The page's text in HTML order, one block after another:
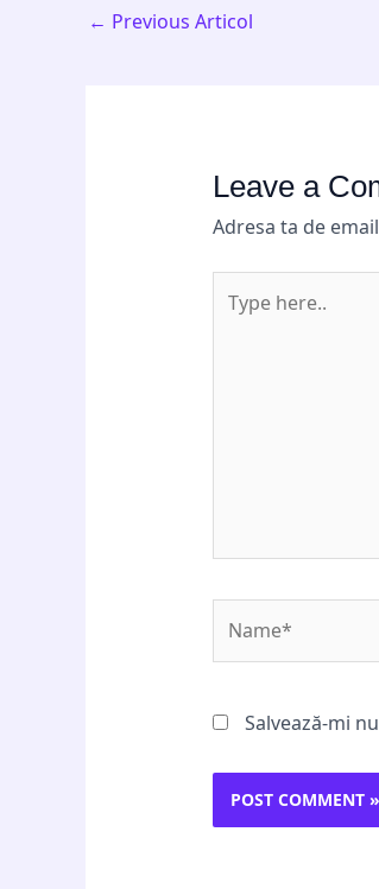
← Previous Articol
Leave a
Adresa ta de
here..
Salvează-mi